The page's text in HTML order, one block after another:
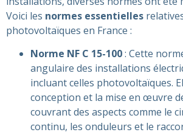
Voici les normes essentielles
photovoltaïques en France :
Norme NF C 15-100: Cette
angulaire des installations
incluant celles photovoltaïques.
conception et la mise en œuvre
couvrant des aspects comme le
continu, les onduleurs et le